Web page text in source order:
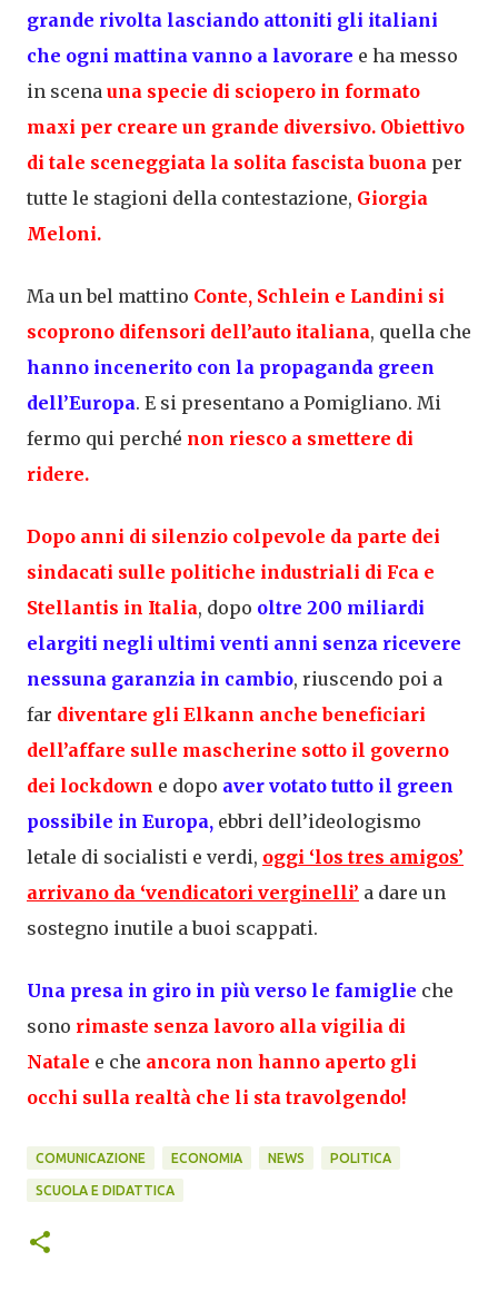
grande rivolta lasciando attoniti gli italiani
che ogni mattina vanno a lavorare e ha messo
in scena una specie di sciopero in formato
maxi per creare un grande diversivo. Obiettivo
di tale sceneggiata la solita fascista buona per
tutte le stagioni della contestazione, Giorgia
Meloni.
Ma un bel mattino Conte, Schlein e Landini si
scoprono difensori dell’auto italiana, quella che
hanno incenerito con la propaganda green
dell’Europa. E si presentano a Pomigliano. Mi
fermo qui perché non riesco a smettere di
ridere.
Dopo anni di silenzio colpevole da parte dei
sindacati sulle politiche industriali di Fca e
Stellantis in Italia, dopo oltre 200 miliardi
elargiti negli ultimi venti anni senza ricevere
nessuna garanzia in cambio, riuscendo poi a
far diventare gli Elkann anchebeneficiari
dell’affare sulle mascherine sotto il governo
dei lockdown e dopo aver votato tutto il green
possibile in Europa, ebbri dell’ideologismo
letale di socialisti e verdi, oggi ‘los tres amigos’
arrivano da ‘vendicatori verginelli’ a dare un
sostegno inutile a buoi scappati.
Una presa in giro in più verso le famiglie che
sono rimaste senza lavoro alla vigilia di
Natale e che ancora non hanno aperto gli
occhi sulla realtà che li sta travolgendo!
COMUNICAZIONE ECONOMIA NEWS POLITICA
SCUOLA E DIDATTICA